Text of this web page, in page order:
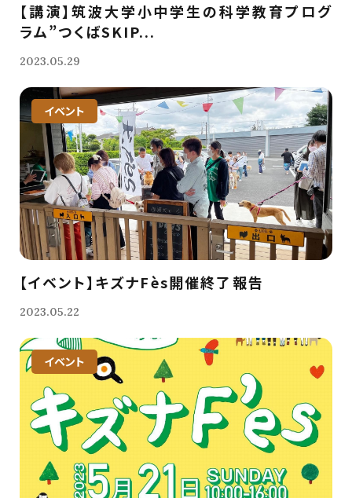
【講演】筑波大学小中学生の科学教育プログ
ラム”つくばSKIP...
2023.05.29
イベント
【イベント】キズナFès開催終了報告
2023.05.22
イベント